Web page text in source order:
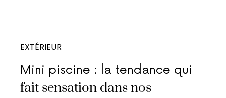
EXTÉRIEUR
Mini piscine : la tendance qui
fait sensation dans nos